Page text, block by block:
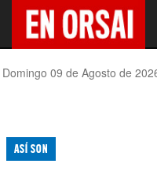
Domingo 09 de Agosto de
ASÍ SON